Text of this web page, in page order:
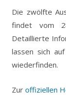
Die zwölfte
findet vom
Detaillierte
lassen sich
wiederfinden.
Zur offiziellen